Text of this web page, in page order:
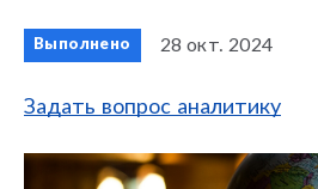
Выполнено 28 окт. 2024
Задать вопрос аналитику